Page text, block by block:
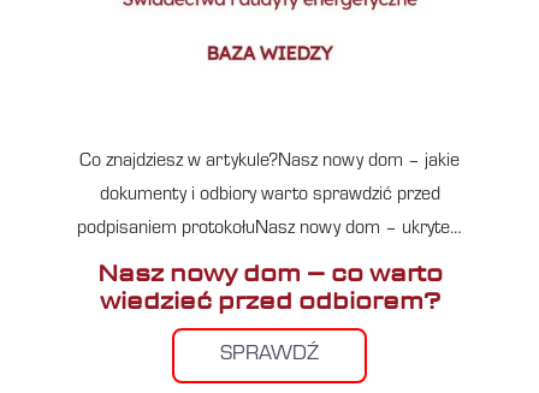
Co znajdziesz w artykule?Nasz nowy dom – jakie
dokumenty i odbiory warto sprawdzić przed
podpisaniem protokołuNasz nowy dom – ukryte…
Nasz nowy dom – co warto
wiedzieć przed odbiorem?
SPRAWDŹ